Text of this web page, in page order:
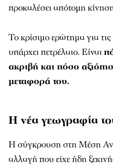
προκαλέσει απότομη κίνηση
Το κρίσιμο ερώτημα για
υπάρχει πετρέλαιο. Είναι
ακριβή και πόσο
μεταφορά του.
Η νέα γεωγραφία
Η σύγκρουση στη Μέση
αλλαγή που είχε ήδη